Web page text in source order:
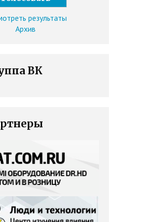
результаты
Архив
ВК